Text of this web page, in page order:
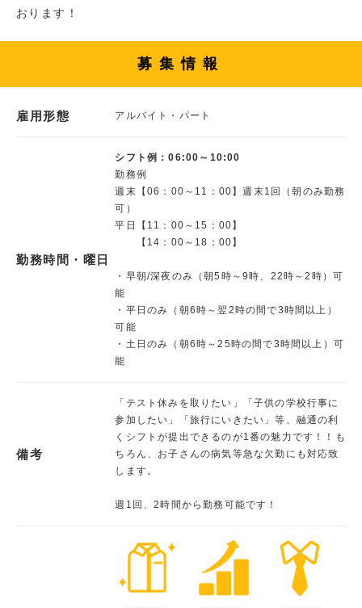
おります！
募集情報
雇用形態 アルバイト・パート
勤務時間・曜日
シフト例：06:00～10:00
勤務例
週末【06：00～11：00】週末1回（朝のみ勤務
可）
平日【11：00～15：00】
【14：00～18：00】
・早朝/深夜のみ（朝5時～9時、22時～2時）可
能
・平日のみ（朝6時～翌2時の間で3時間以上）
可能
・土日のみ（朝6時～25時の間で3時間以上）可
能
備考
「テスト休みを取りたい」「子供の学校行事に
参加したい」「旅行にいきたい」等、融通の利
くシフトが提出できるのが1番の魅力です！！も
ちろん、お子さんの病気等急な欠勤にも対応致
します。
週1回、2時間から勤務可能です！